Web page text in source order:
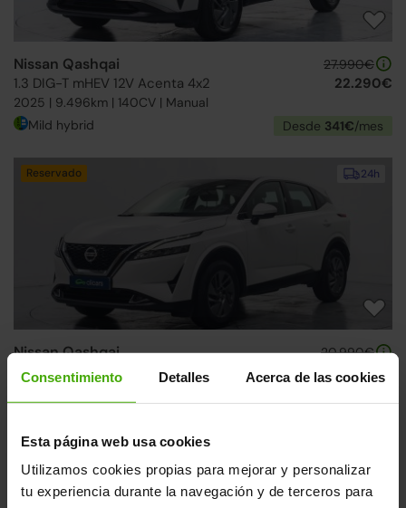
Consentimiento Detalles Acerca de las cookies
Esta página web usa cookies
Utilizamos cookies propias para mejorar y personalizar
tu experiencia durante la navegación y de terceros para
Nissan Qashqai
1.3 DIG-T mHEV 12V Acenta 4x2
2025 | 9.496km | 140CV | Manual
27.990€
22.290€
Mild hybrid Desde 341€/mes
24h
Reservado
Nissan Qashqai
1.3 DIG-T mHEV 12V Acenta 4x2
20.990€
16.390€
Descubre otra selección de Nissan Qashqai
Desde 255€/mes. Encuentra el modelo que mejor se
adapta a ti.